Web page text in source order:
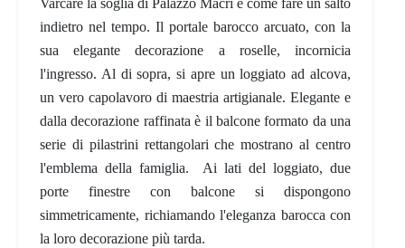
Varcare la soglia di Palazzo Macrì è come fare un salto
indietro nel tempo. Il portale barocco arcuato, con la
sua elegantedecorazione a roselle, incornicia
l'ingresso. Al di sopra, si apre unloggiato ad alcova,
un vero capolavoro di maestria artigianale. Elegante e
dalla decorazione raffinata è il balcone formato da una
serie di pilastrini rettangolari che mostrano al centro
l'emblema della famiglia.
Ai lati del loggiato, due
porte finestre con balcone si dispongono
simmetricamente, richiamando l'eleganza barocca con
la loro decorazione più tarda.